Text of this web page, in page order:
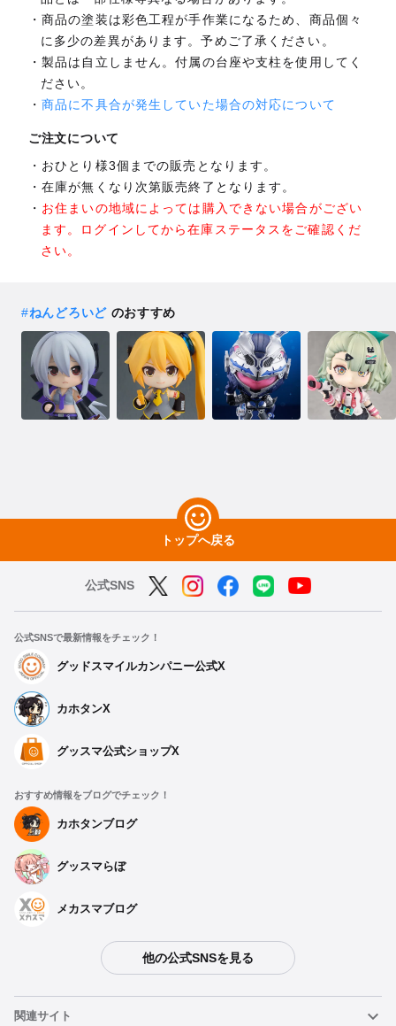
商品の塗装は彩色工程が手作業になるため、商品個々
に多少の差異があります。予めご了承ください。
製品は自立しません。付属の台座や支柱を使用してく
ださい。
商品に不具合が発生していた場合の対応について
ご注文について
おひとり様3個までの販売となります。
在庫が無くなり次第販売終了となります。
お住まいの地域によっては購入できない場合がござい
ます。ログインしてから在庫ステータスをご確認くだ
さい。
#ねんどろいどのおすすめ
トップへ戻る
公式SNS
公式SNSで最新情報をチェック！
グッドスマイルカンパニー公式X
カホタンX
グッスマ公式ショップX
おすすめ情報をブログでチェック！
カホタンブログ
グッスマらぼ
メカスマブログ
他の公式SNSを見る
関連サイト